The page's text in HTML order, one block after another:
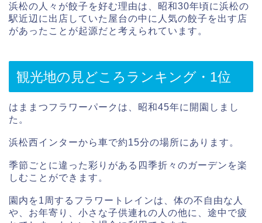
浜松の人々が餃子を好む理由は、昭和30年頃に浜松の
駅近辺に出店していた屋台の中に人気の餃子を出す店
があったことが起源だと考えられています。
観光地の見どころランキング・1位
はままつフラワーパークは、昭和45年に開園しまし
た。
浜松西インターから車で約15分の場所にあります。
季節ごとに違った彩りがある四季折々のガーデンを楽
しむことができます。
園内を1周するフラワートレインは、体の不自由な人
や、お年寄り、小さな子供連れの人の他に、途中で疲